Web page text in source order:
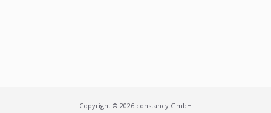
Copyright © 2026 constancy GmbH